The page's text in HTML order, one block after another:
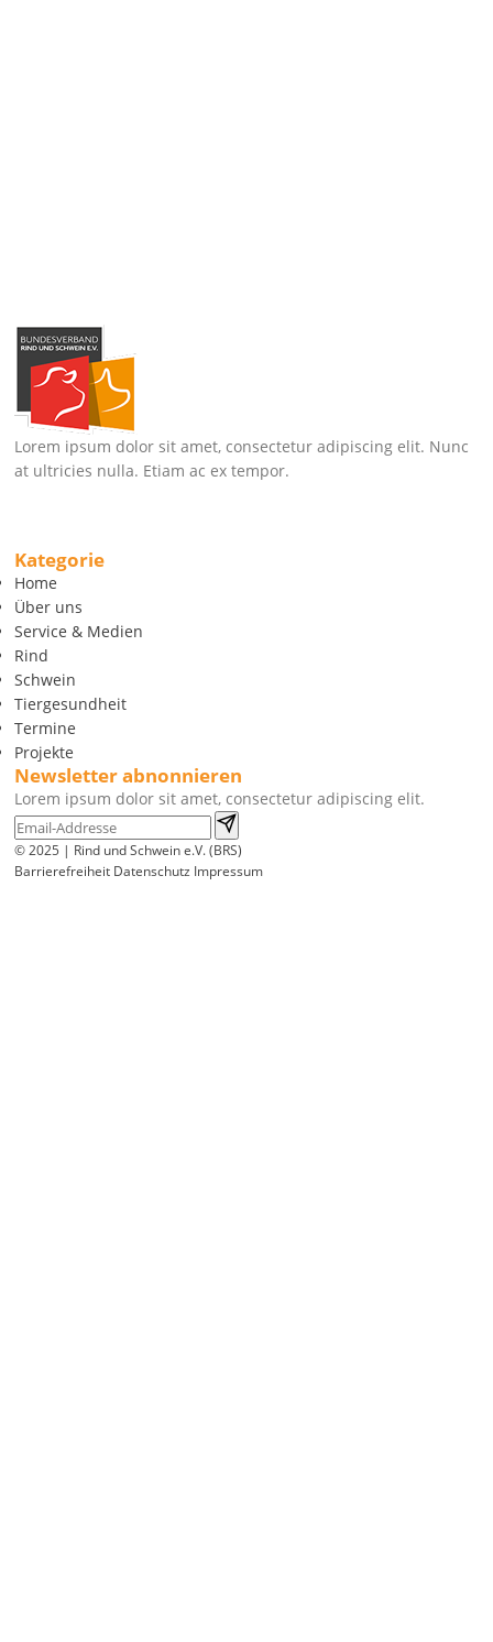
Lorem ipsum dolor sit amet, consectetur adipiscing elit. Nunc
at ultricies nulla. Etiam ac ex tempor.
Kategorie
Home
Über uns
Service & Medien
Rind
Schwein
Tiergesundheit
Termine
Projekte
Newsletter abnonnieren
Lorem ipsum dolor sit amet, consectetur adipiscing elit.
© 2025 | Rind und Schwein e.V. (BRS)
Barrierefreiheit Datenschutz Impressum